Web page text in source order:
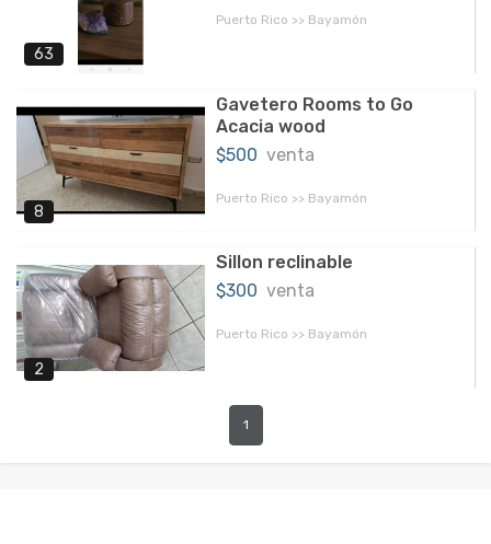
63
Puerto Rico >> Bayamón
8
Gavetero Rooms to Go
Acacia wood
$500 venta
Puerto Rico >> Bayamón
2
Sillon reclinable
$300 venta
Puerto Rico >> Bayamón
1